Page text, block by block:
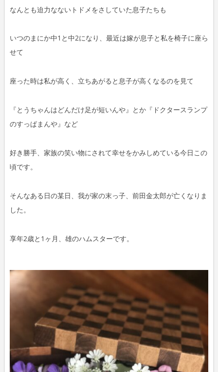
なんとも迫力なないトドメをさしていた息子たちも
いつのまにか中1と中2になり、最近は嫁が息子と私を椅子に座ら
せて
座った時は私が高く、立ちあがると息子が高くなるのを見て
『とうちゃんはどんだけ足が短いんや』とか『ドクタースランプ
のすっぱまんや』など
好き勝手、家族の笑い物にされて幸せをかみしめている今日この
頃です。
そんなある日の某日、我が家の末っ子、前田金太郎が亡くなりま
した。
享年2歳と1ヶ月、雄のハムスターです。